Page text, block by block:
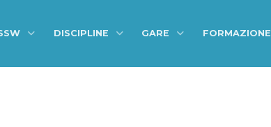
DISCIPLINE GARE FORMAZIONE